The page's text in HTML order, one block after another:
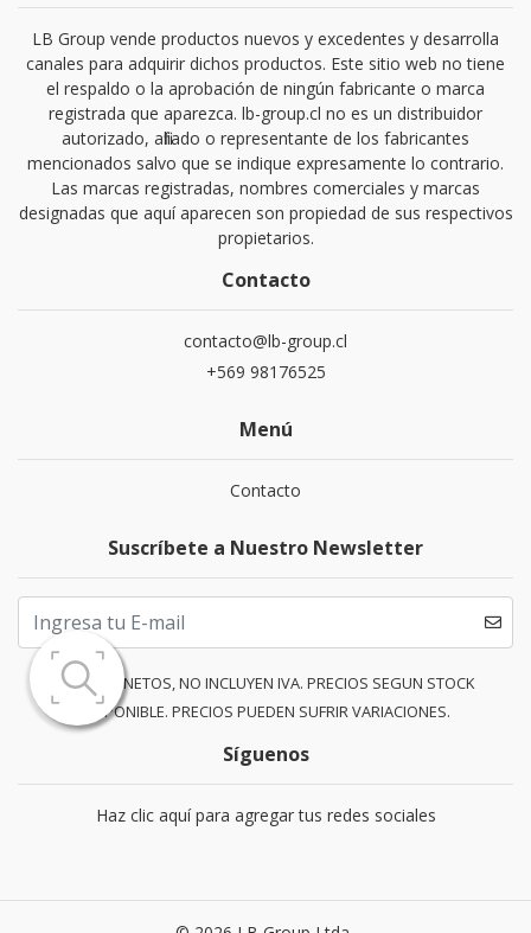
LB Group vende productos nuevos y excedentes y desarrolla
canales para adquirir dichos productos. Este sitio web no tiene
el respaldo o la aprobación de ningún fabricante o marca
registrada que aparezca. lb-group.cl no es un distribuidor
autorizado, afiliado o representante de los fabricantes
mencionados salvo que se indique expresamente lo contrario.
Las marcas registradas, nombres comerciales y marcas
designadas que aquí aparecen son propiedad de sus respectivos
propietarios.
Contacto
contacto@lb-group.cl
+569 98176525
Menú
Contacto
Suscríbete a Nuestro Newsletter
PRECIOS NETOS, NO INCLUYEN IVA. PRECIOS SEGUN STOCK
DISPONIBLE. PRECIOS PUEDEN SUFRIR VARIACIONES.
Síguenos
Haz clic aquí para agregar tus redes sociales